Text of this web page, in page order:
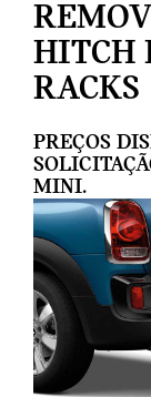
HITCH
RACKS
PREÇOS
MINI.